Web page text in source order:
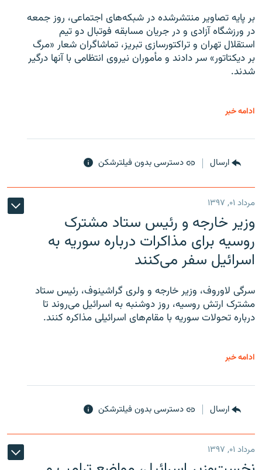
بر پایه تصاویر منتشرشده در شبکه‌های اجتماعی، روز جمعه
در ورزشگاه آزادی و در جریان مسابقه فوتبال دو تیم
استقلال تهران و تراکتورسازی تبریز، تماشاگران شعار «مرگ
بر دیکتاتور» سر دادند و مأموران نیروی انتظامی با آنها درگیر
شدند.
ادامه خبر
ارسال دسترسی بدون فیلترشکن
مرداد ۰۱, ۱۳۹۷
وزیر خارجه و رئیس‌ ستاد مشترک
روسیه برای مذاکرات درباره سوریه به
اسرائیل سفر می‌کنند
سرگی لاوروف، وزیر خارجه و ولری گراشینوف، رئیس ستاد
مشترک ارتش روسیه، روز دوشنبه به اسرائیل می‌روند تا
درباره تحولات سوریه با مقام‌های اسرائیلی مذاکره کنند.
ادامه خبر
ارسال دسترسی بدون فیلترشکن
مرداد ۰۱, ۱۳۹۷